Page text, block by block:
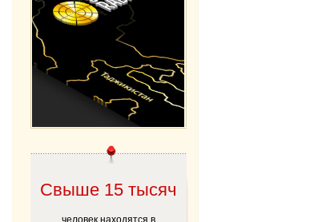
Свыше 15 тысяч
человек находятся в